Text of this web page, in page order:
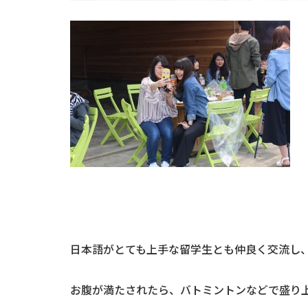
日本語がとても上手な留学生とも仲良く交流し、
お腹が満たされたら、バトミントンなどで盛り